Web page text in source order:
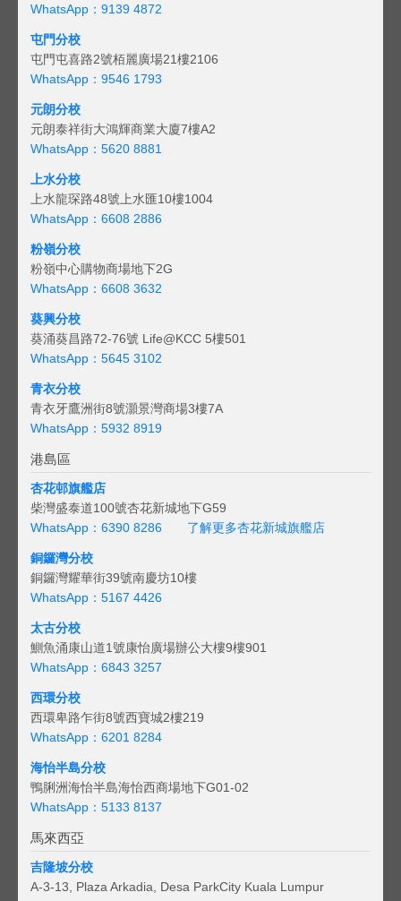
WhatsApp：9139 4872
屯門分校
屯門屯喜路2號栢麗廣場21樓2106
WhatsApp：9546 1793
元朗分校
元朗泰祥街大鴻輝商業大廈7樓A2
WhatsApp：5620 8881
上水分校
上水龍琛路48號上水匯10樓1004
WhatsApp：6608 2886
粉嶺分校
粉嶺中心購物商場地下2G
WhatsApp：6608 3632
葵興分校
葵涌葵昌路72-76號 Life@KCC 5樓501
WhatsApp：5645 3102
青衣分校
青衣牙鷹洲街8號灝景灣商場3樓7A
WhatsApp：5932 8919
港島區
杏花邨旗艦店
柴灣盛泰道100號杏花新城地下G59
WhatsApp：6390 8286
了解更多杏花新城旗艦店
銅鑼灣分校
銅鑼灣耀華街39號南慶坊10樓
WhatsApp：5167 4426
太古分校
鰂魚涌康山道1號康怡廣場辦公大樓9樓901
WhatsApp：6843 3257
西環分校
西環卑路乍街8號西寶城2樓219
WhatsApp：6201 8284
海怡半島分校
鴨脷洲海怡半島海怡西商場地下G01-02
WhatsApp：5133 8137
馬來西亞
吉隆坡分校
A-3-13, Plaza Arkadia, Desa ParkCity Kuala Lumpur